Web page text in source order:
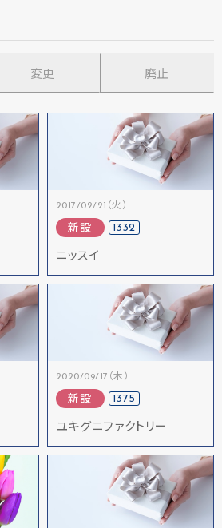
変更 廃止
2017/02/21（火）
新設 1332
ニッスイ
2020/09/17（木）
新設 1375
ユキグニファクトリー